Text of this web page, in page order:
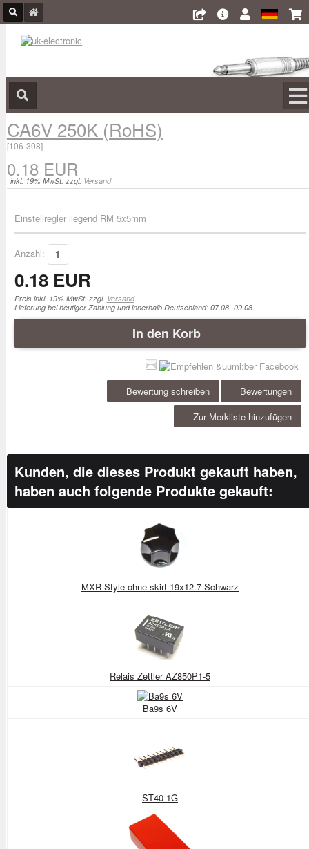
CA6V 250K (RoHS)
[106-308]
0.18 EUR
inkl. 19% MwSt. zzgl. Versand
Einstellregler liegend RM 5x5mm
Anzahl:
0.18 EUR
Preis inkl. 19% MwSt. zzgl. Versand
Lieferung bei heutiger Zahlung und innerhalb Deutschland: 07.08.-09.08.
In den Korb
Bewertungen
Bewertung schreiben
Zur Merkliste hinzufügen
Kunden, die dieses Produkt gekauft haben,
haben auch folgende Produkte gekauft:
MXR Style ohne skirt 19x12.7 Schwarz
Relais Zettler AZ850P1-5
Ba9s 6V
ST40-1G